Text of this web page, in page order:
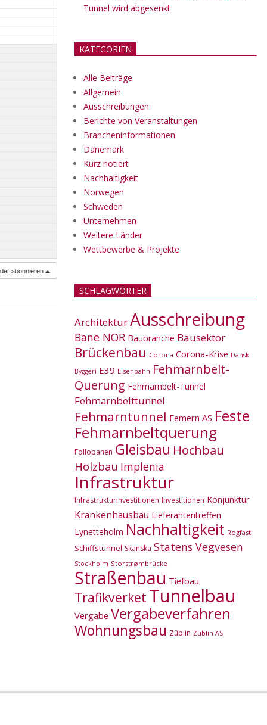
abonnieren
Tunnel wird abgesenkt
KATEGORIEN
Alle Beiträge
Allgemein
Ausschreibungen
Berichte von Veranstaltungen
Brancheninformationen
Dänemark
Kurz notiert
Nachhaltigkeit
Norwegen
Schweden
Unternehmen
Weitere Länder
Wettbewerbe & Projekte
SCHLAGWÖRTER
ArchitekturAusschreibung
Bane NOR Baubranche Bausektor
Brückenbau Corona Corona-Krise Dansk
Byggeri E39 Eisenbahn Fehmarnbelt-
Querung Fehmarnbelt-Tunnel
Fehmarnbelttunnel
Fehmarntunnel Femern AS Feste
Fehmarnbeltquerung
Follobanen Gleisbau Hochbau
Holzbau Implenia
Infrastruktur
Infrastrukturinvestitionen Investitionen Konjunktur
Krankenhausbau Lieferantentreffen
Lynetteholm Nachhaltigkeit Rogfast
Schiffstunnel Skanska Statens Vegvesen
Stockholm Storstrømbrücke
Straßenbau Tiefbau
Trafikverket Tunnelbau
Vergabe Vergabeverfahren
Wohnungsbau Züblin Züblin AS